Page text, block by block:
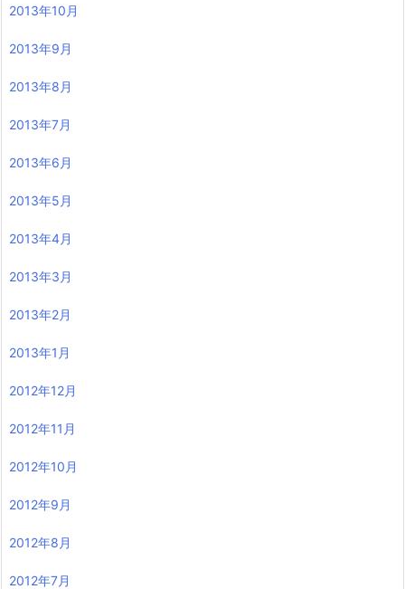
2013年10月
2013年9月
2013年8月
2013年7月
2013年6月
2013年5月
2013年4月
2013年3月
2013年2月
2013年1月
2012年12月
2012年11月
2012年10月
2012年9月
2012年8月
2012年7月